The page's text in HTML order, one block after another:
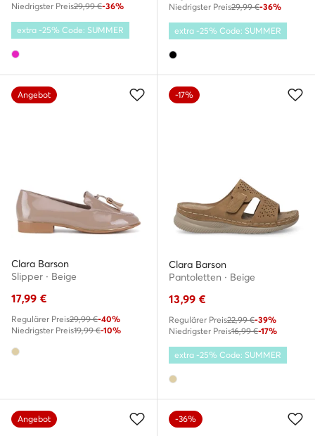
Niedrigster Preis29,99 €-36%
extra -25% Code: SUMMER
Niedrigster Preis29,99 €-36%
extra -25% Code: SUMMER
Angebot
Clara Barson
Slipper · Beige
17,99 €
Regulärer Preis29,99 €-40%
Niedrigster Preis19,99 €-10%
-17%
Clara Barson
Pantoletten · Beige
13,99 €
Regulärer Preis22,99 €-39%
Niedrigster Preis16,99 €-17%
extra -25% Code: SUMMER
Angebot -36%